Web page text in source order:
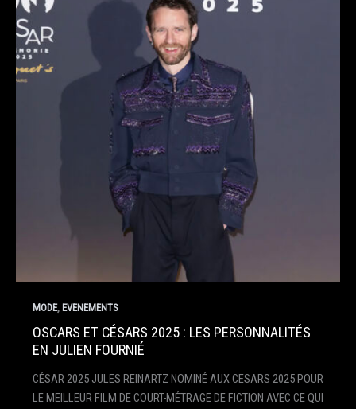
MODE, EVENEMENTS
OSCARS ET CÉSARS 2025 : LES PERSONNALITÉS
EN JULIEN FOURNIÉ
CÉSAR 2025 JULES REINARTZ NOMINÉ AUX CESARS 2025 POUR
LE MEILLEUR FILM DE COURT-MÉTRAGE DE FICTION AVEC CE QUI